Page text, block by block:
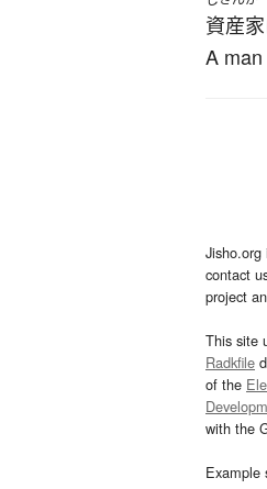
資産家
A
Jisho.org
contact
project
This site
Radkfile
of the
with the
Example